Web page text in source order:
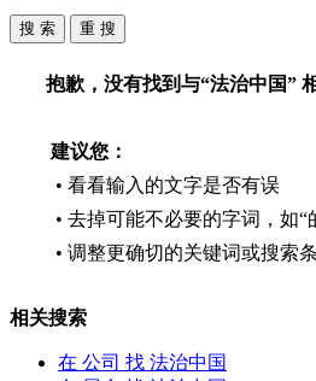
抱歉，没有找到与“法治中国”
建议您：
• 看看输入的文字是否有误
• 去掉可能不必要的字词，如“
• 调整更确切的关键词或搜索
相关搜索
在 公司 找 法治中国